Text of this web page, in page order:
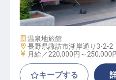
休108日／借り上げ社
施設業態
温泉地旅館
勤務地
長野県諏訪市湖岸通り3-2-2
給与
月給／220,000円～ 250,000
キープする